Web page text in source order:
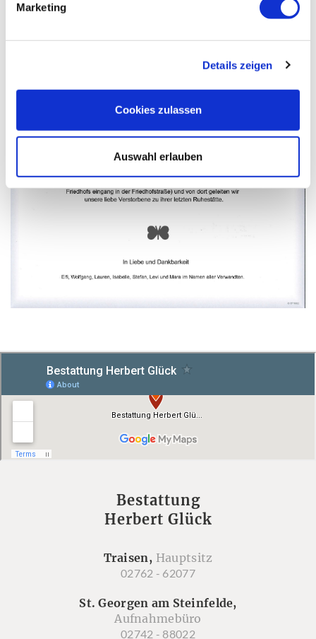
Marketing
Details zeigen
Cookies zulassen
Auswahl erlauben
Bestattung
Herbert Glück
Traisen, Hauptsitz
02762 - 62077
St. Georgen am Steinfelde,
Aufnahmebüro
02742 - 88022